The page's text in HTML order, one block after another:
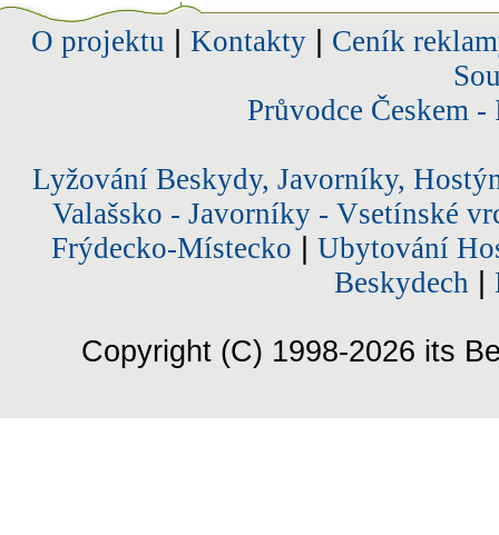
O projektu Kontakty| Ceník
Průvodce Českem
Lyžování Beskydy, Javorníky,
Valašsko - Javorníky - Vsetínské
Frýdecko-Místecko
Ubytování
Beskydech
Copyright (C) 1998-2026 its